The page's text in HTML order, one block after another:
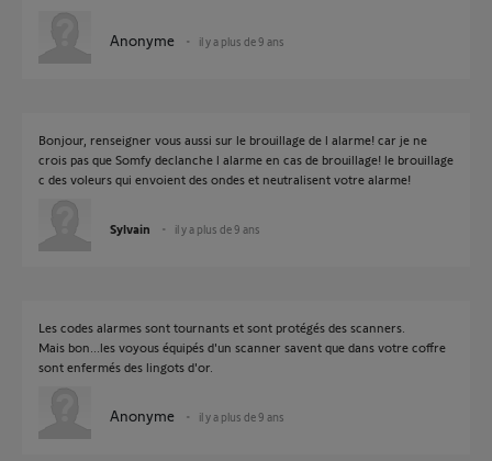
Anonyme il y a plus de 9 ans
Bonjour, renseigner vous aussi sur le brouillage de l alarme! car je ne
crois pas que Somfy declanche l alarme en cas de brouillage! le brouillage
c des voleurs qui envoient des ondes et neutralisent votre alarme!
Sylvain il y a plus de 9 ans
Les codes alarmes sont tournants et sont protégés des scanners.
Mais bon...les voyous équipés d'un scanner savent que dans votre coffre
sont enfermés des lingots d'or.
Anonyme il y a plus de 9 ans